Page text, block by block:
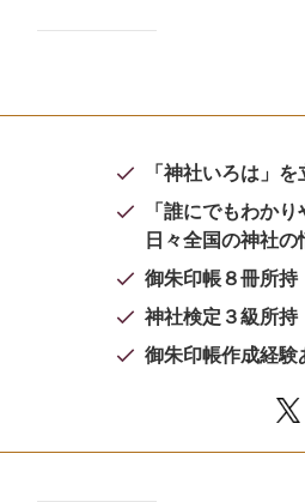
「神社いろは」
「誰にでもわか
日々全国の神社の
御朱印帳８冊所持
神社検定３級所持
御朱印帳作成経験